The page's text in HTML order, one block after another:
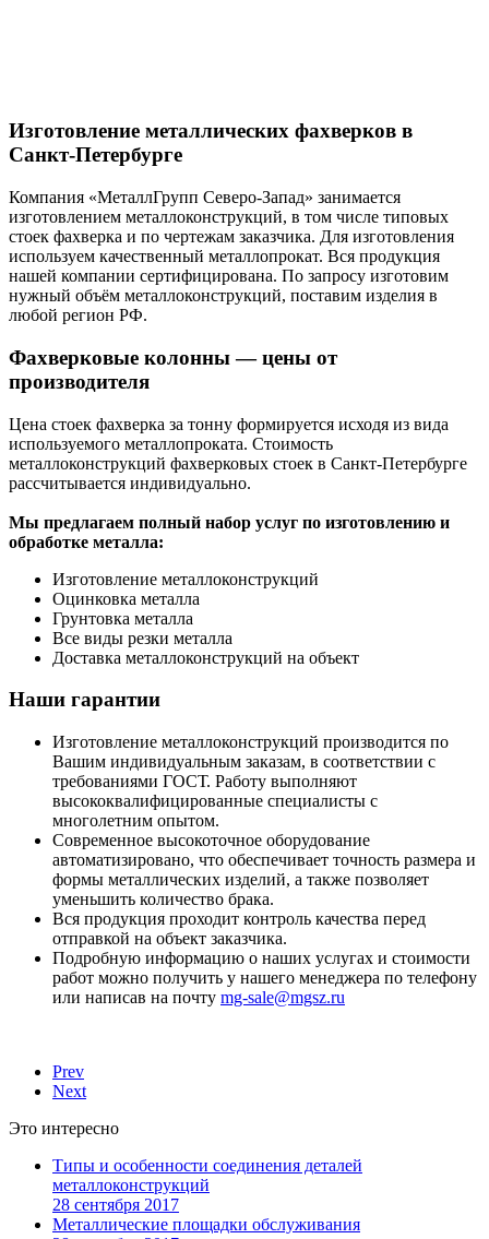
Изготовление металлических фахверков в
Санкт-Петербурге
Компания «МеталлГрупп Северо-Запад» занимается
изготовлением металлоконструкций, в том числе типовых
стоек фахверка и по чертежам заказчика. Для изготовления
используем качественный металлопрокат. Вся продукция
нашей компании сертифицирована. По запросу изготовим
нужный объём металлоконструкций, поставим изделия в
любой регион РФ.
Фахверковые колонны — цены от
производителя
Цена стоек фахверка за тонну формируется исходя из вида
используемого металлопроката. Стоимость
металлоконструкций фахверковых стоек в Санкт-Петербурге
рассчитывается индивидуально.
Мы предлагаем полный набор услуг по изготовлению и
обработке металла:
Изготовление металлоконструкций
Оцинковка металла
Грунтовка металла
Все виды резки металла
Доставка металлоконструкций на объект
Наши гарантии
Изготовление металлоконструкций производится по
Вашим индивидуальным заказам, в соответствии с
требованиями ГОСТ. Работу выполняют
высококвалифицированные специалисты с
многолетним опытом.
Современное высокоточное оборудование
автоматизировано, что обеспечивает точность размера и
формы металлических изделий, а также позволяет
уменьшить количество брака.
Вся продукция проходит контроль качества перед
отправкой на объект заказчика.
Подробную информацию о наших услугах и стоимости
работ можно получить у нашего менеджера по телефону
или написав на почту mg-sale@mgsz.ru
Prev
Next
Это интересно
Типы и особенности соединения деталей
металлоконструкций
28 сентября 2017
Металлические площадки обслуживания